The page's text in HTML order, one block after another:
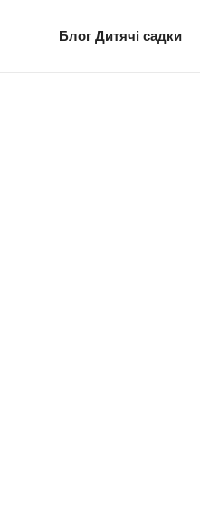
Блог Дитячі садки